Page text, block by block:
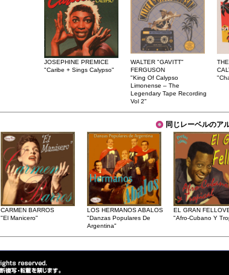
JOSEPHINE PREMICE
"Caribe + Sings Calypso"
WALTER "GAVITT"
FERGUSON
"King Of Calypso
Limonense – The
Legendary Tape Recording
Vol 2"
同じレーベルのア
CARMEN BARROS
"El Manicero"
LOS HERMANOS ABALOS
"Danzas Populares De
Argentina"
EL GRAN
"Afro-Cubano Y